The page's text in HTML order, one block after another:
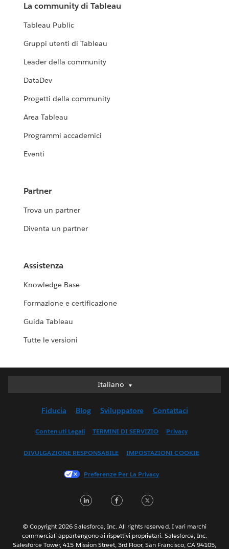
La community di Tableau
Tableau Public
Gruppi utenti di Tableau
Leader della community
DataDev
Progetti della community
Area Tableau
Programmi accademici
Eventi
Partner
Trova un partner
Diventa un partner
Assistenza
Knowledge Base
Formazione e certificazione
Guida Tableau
Tutte le versioni
Italiano
Italiano
English (UK)
Français (Canada)
한국어
Português
Svenska
Fiducia Blog Sviluppatore Contattaci
Contenuti Legali TERMINI DI SERVIZIO Privacy
DIVULGAZIONE RESPONSABILE IMPOSTAZIONI COOKIE
Preferenze Per La Privacy
LinkedInFacebook
© Copyright 2026 Salesforce, Inc. All rights reserved. I vari marchi
commerciali appartengono ai rispettivi proprietari. Salesforce, Inc.
Salesforce Tower, 415 Mission Street, 3rd Floor, San Francisco, CA 94105,